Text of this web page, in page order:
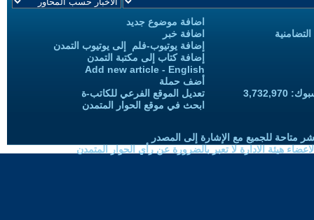
اضافة موضوع جديد
اضافة خبر
إضافة يوتيوب-فلم إلى يوتيوب التمدن
إضافة كتاب إلى مكتبة التمدن
Add new article - English
أضف حملة
تعديل الموقع الفرعي للكاتب-ة
ابحث في موقع الحوار المتمدن
متاحة للجميع مع الإشارة إلى المصدر
هيئة الادارة لا تعبر بالضرورة عن رأي الحوار المتمدن